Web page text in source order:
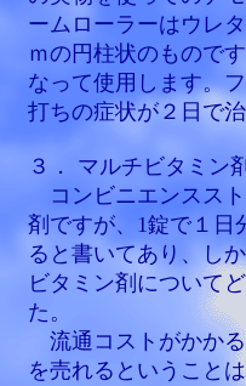
ームローラーはウレ
ｍの円柱状のもので
なって使用します。
打ちの症状が２日で
３． マルチビタミン
コンビニエンスス
剤ですが、1錠で１日
ると書いてあり、し
ビタミン剤について
た。
流通コストがかか
を売れるということ